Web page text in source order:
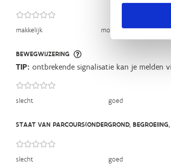
makkelijk moeilijk
BEWEGWIJZERING
slecht goed
TIP: ontbrekende signalisatie kan je melden
STAAT VAN PARCOURS(ONDERGROND,
slecht goed